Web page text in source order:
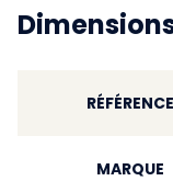
RÉFÉRENCE
MARQUE